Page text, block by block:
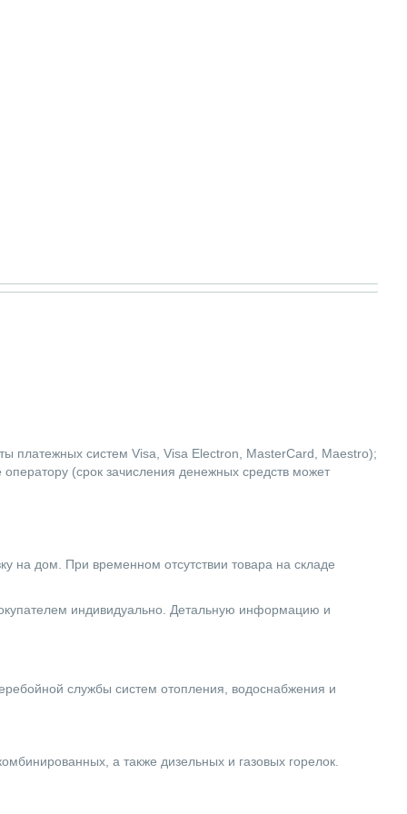
платежных систем Visa, Visa Electron, MasterCard, Maestro);
(срок зачисления денежных средств может
на дом. При временном отсутствии товара на складе
индивидуально. Детальную информацию и
службы систем отопления, водоснабжения и
а также дизельных и газовых горелок.